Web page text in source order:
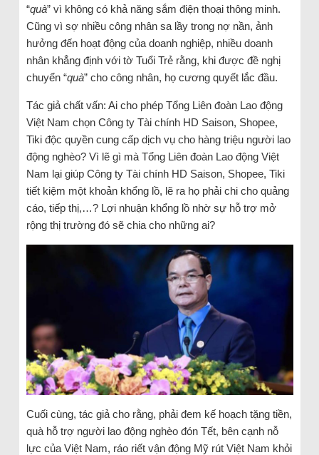
“quà” vì không có khả năng sắm điện thoại thông minh.
Cũng vì sợ nhiều công nhân sa lầy trong nợ nần, ảnh
hưởng đến hoạt động của doanh nghiệp, nhiều doanh
nhân khẳng định với tờ Tuổi Trẻ rằng, khi được đề nghị
chuyển “quà” cho công nhân, họ cương quyết lắc đầu.
Tác giả chất vấn: Ai cho phép Tổng Liên đoàn Lao động
Việt Nam chọn Công ty Tài chính HD Saison, Shopee,
Tiki độc quyền cung cấp dịch vụ cho hàng triệu người lao
động nghèo? Vì lẽ gì mà Tổng Liên đoàn Lao động Việt
Nam lại giúp Công ty Tài chính HD Saison, Shopee, Tiki
tiết kiệm một khoản khổng lồ, lẽ ra họ phải chi cho quảng
cáo, tiếp thị,…? Lợi nhuận khổng lồ nhờ sự hỗ trợ mở
rộng thị trường đó sẽ chia cho những ai?
Cuối cùng, tác giả cho rằng, phải đem kế hoạch tặng tiền,
quà hỗ trợ người lao động nghèo đón Tết, bên cạnh nỗ
lực của Việt Nam, ráo riết vận động Mỹ rút Việt Nam khỏi